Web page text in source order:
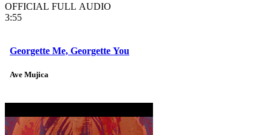
OFFICIAL FULL AUDIO
3:55
Georgette Me, Georgette You
Ave Mujica